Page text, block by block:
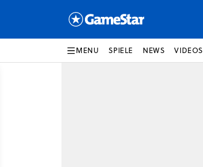
MENU SPIELE NEWS VIDEOS